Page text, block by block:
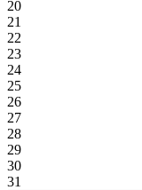
20
21
22
23
24
25
26
27
28
29
30
31